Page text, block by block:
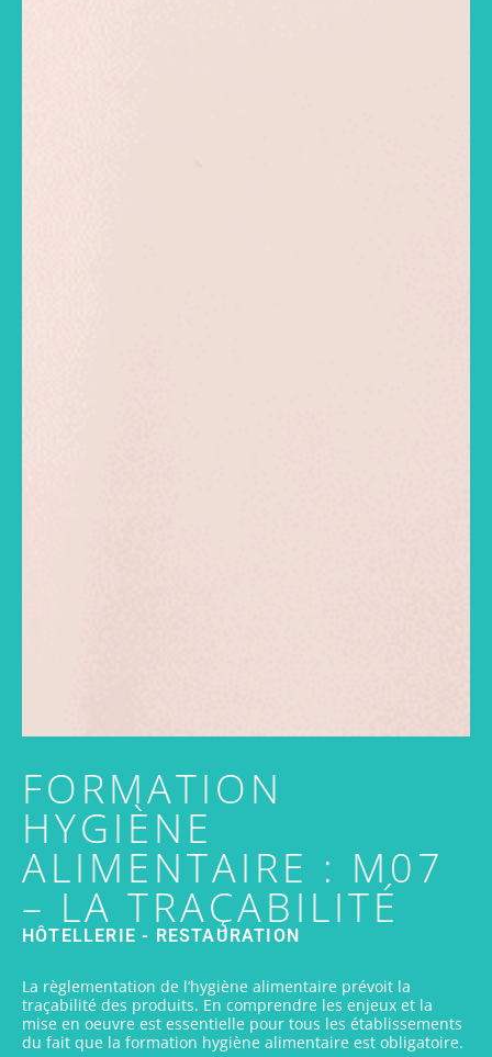
FORMATION
HYGIÈNE
ALIMENTAIRE : M07
– LA TRAÇABILITÉ
HÔTELLERIE - RESTAURATION
La règlementation de l’hygiène alimentaire prévoit la
traçabilité des produits. En comprendre les enjeux et la
mise en oeuvre est essentielle pour tous les établissements
du fait que la formation hygiène alimentaire est obligatoire.